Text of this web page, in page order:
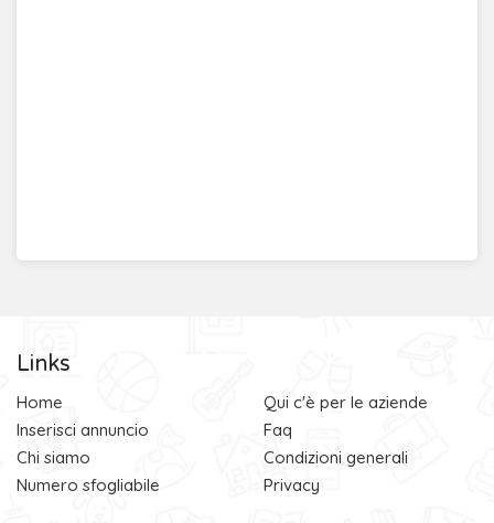
Links
Home
Inserisci annuncio
Chi siamo
Numero sfogliabile
Qui c'è per le aziende
Faq
Condizioni generali
Privacy